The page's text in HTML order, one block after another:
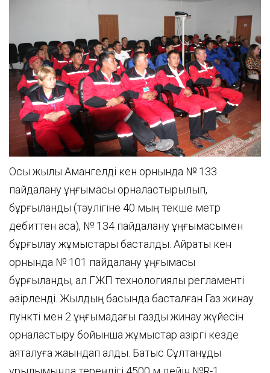
Осы жылы Амангелді кен орнында № 133
пайдалану ұңғымасы орналастырылып,
бұрғыланды (тәулігіне 40 мың текше метр
дебиттен аса), № 134 пайдалану ұңғымасымен
бұрғылау жұмыстары басталды. Айрақты кен
орнында № 101 пайдалану ұңғымасы
бұрғыланды, ал ГЖП технологиялық регламенті
әзірленді. Жылдың басында басталған Газ жинау
пункті мен 2 ұңғымадағы газды жинау жүйесін
орналастыру бойынша жұмыстар қазіргі кезде
аяқталуға жақындап қалды. Батыс Сұлтанқұдық